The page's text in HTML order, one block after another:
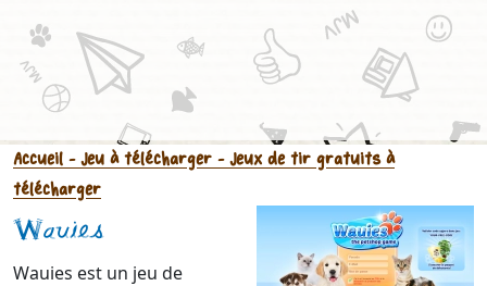
Accueil - Jeu à télécharger - Jeux de tir gratuits à
télécharger
Wauies
Wauies est un jeu de